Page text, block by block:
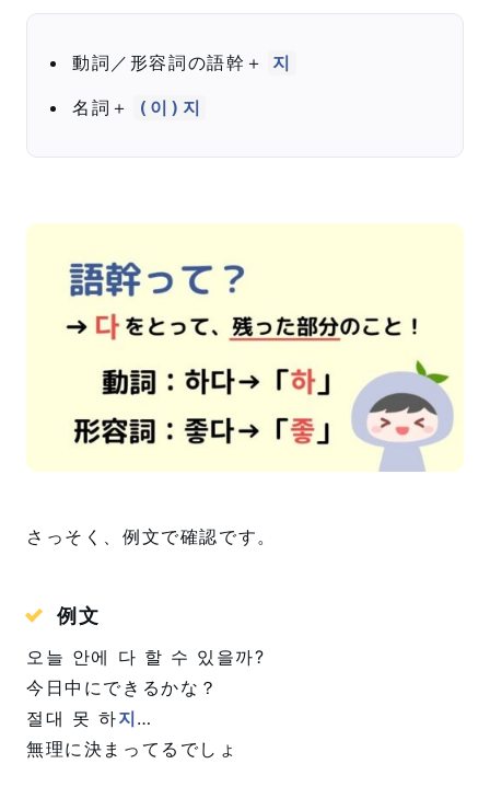
動詞／形容詞の語幹＋ 지
名詞＋ (이)지
さっそく、例文で確認です。
例文
오늘 안에 다 할 수 있을까?
今日中にできるかな？
절대 못 하지…
無理に決まってるでしょ